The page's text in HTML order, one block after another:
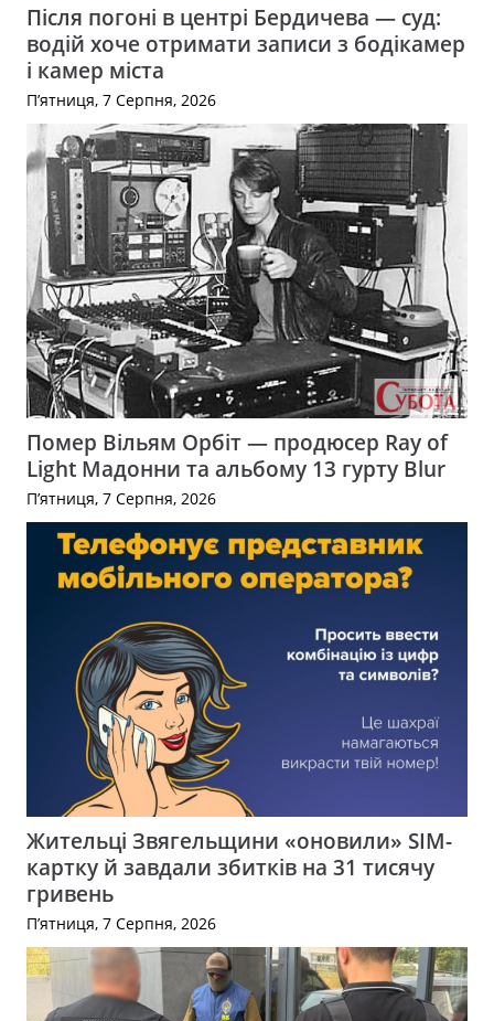
Після погоні в центрі Бердичева — суд:
водій хоче отримати записи з бодікамер
і камер міста
П’ятниця, 7 Серпня, 2026
Помер Вільям Орбіт — продюсер Ray of
Light Мадонни та альбому 13 гурту Blur
П’ятниця, 7 Серпня, 2026
Жительці Звягельщини «оновили» SIM-
картку й завдали збитків на 31 тисячу
гривень
П’ятниця, 7 Серпня, 2026